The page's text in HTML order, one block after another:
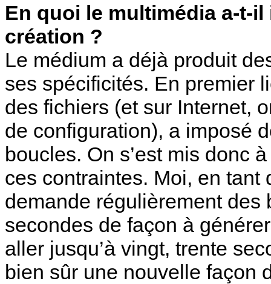
En quoi le multimédia a-t-
création ?
Le médium a déjà produit
ses spécificités. En premier
des fichiers (et sur Internet,
de configuration), a imposé
boucles. On s’est mis donc
ces contraintes. Moi, en tant
demande régulièrement des
secondes de façon à
aller jusqu’à vingt, trente
bien sûr une nouvelle façon